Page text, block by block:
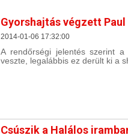
Gyorshajtás végzett
2014-01-06 17:32:00
A rendőrségi jelentés szerint
veszte, legalábbis ez derült ki a
Csúszik a Halálos